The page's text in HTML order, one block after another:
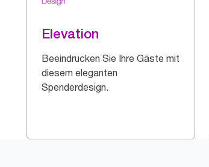
Elevation
Beeindrucken Sie Ihre Gäste mit
diesem eleganten
Spenderdesign.